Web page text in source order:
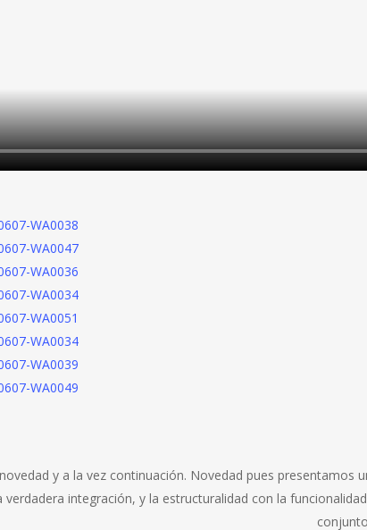
y a la vez continuación. Novedad pues presentamos
verdadera integración, y la estructuralidad con la